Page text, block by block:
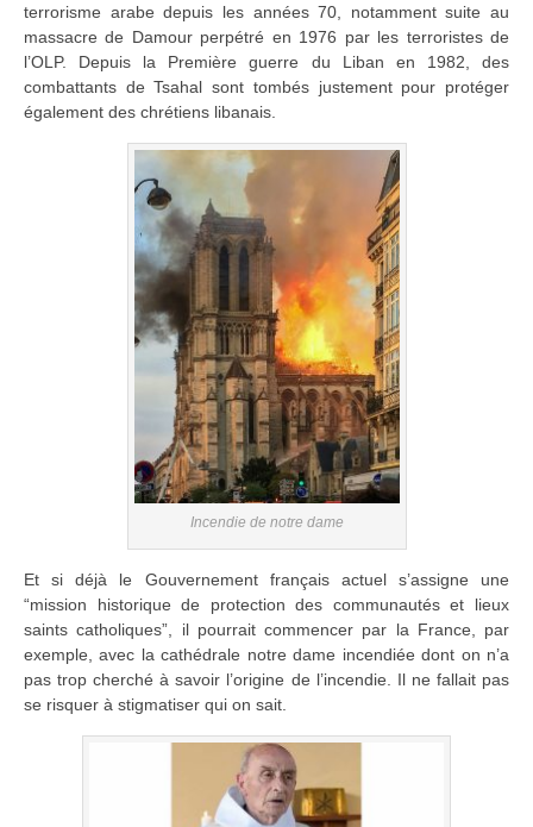
terrorisme arabe depuis les années 70, notamment suite au
massacre de Damour perpétré en 1976 par les terroristes de
l’OLP. Depuis la Première guerre du Liban en 1982, des
combattants de Tsahal sont tombés justement pour protéger
également des chrétiens libanais.
Incendie de notre dame
Et si déjà le Gouvernement français actuel s’assigne une
“mission historique de protection des communautés et lieux
saints catholiques”, il pourrait commencer par la France, par
exemple, avec la cathédrale notre dame incendiée dont on n’a
pas trop cherché à savoir l’origine de l’incendie. Il ne fallait pas
se risquer à stigmatiser qui on sait.